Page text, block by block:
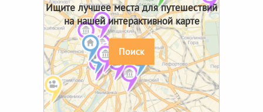
Ищите лучшее места для путешествий
на нашей интерактивной карте
Поиск